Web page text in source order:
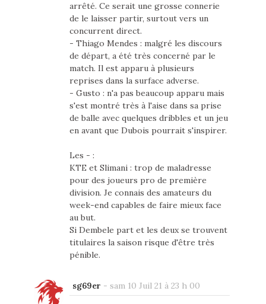
arrêté. Ce serait une grosse connerie
de le laisser partir, surtout vers un
concurrent direct.
- Thiago Mendes : malgré les discours
de départ, a été très concerné par le
match. Il est apparu à plusieurs
reprises dans la surface adverse.
- Gusto : n'a pas beaucoup apparu mais
s'est montré très à l'aise dans sa prise
de balle avec quelques dribbles et un jeu
en avant que Dubois pourrait s'inspirer.
Les - :
KTE et Slimani : trop de maladresse
pour des joueurs pro de première
division. Je connais des amateurs du
week-end capables de faire mieux face
au but.
Si Dembele part et les deux se trouvent
titulaires la saison risque d'être très
pénible.
sg69er - sam 10 Juil 21 à 23 h 00